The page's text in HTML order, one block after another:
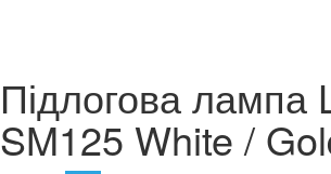
Підлогова лампа
SM125 White /